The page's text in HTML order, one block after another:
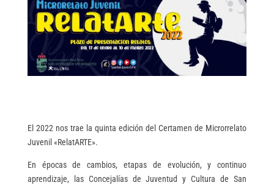
El 2022 nos trae la quinta edición del Certamen de Microrrelato
Juvenil «RelatARTE».
En épocas de cambios, etapas de evolución, y continuo
aprendizaje, las Concejalías de Juventud y Cultura de San